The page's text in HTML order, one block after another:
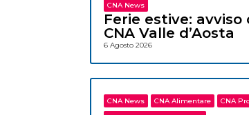
CNA News
Ferie estive:
CNA Valle d’Aosta
6 Agosto 2026
CNA News CNA Alimentare
CNA